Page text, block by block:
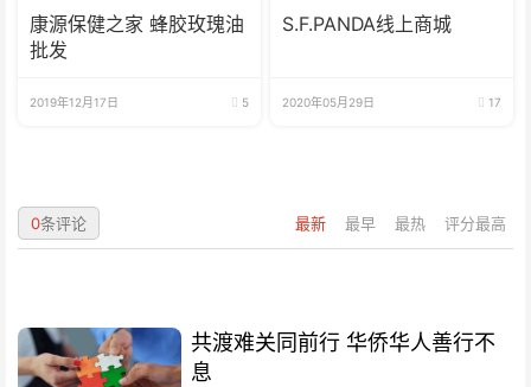
康源保健之家 蜂胶玫瑰油
批发
2019年12月17日 5
S.F.PANDA线上商城
2020年05月29日 17
最新 最早 最热 评分最高
0条评论
共渡难关同前行 华侨华人善行不
息